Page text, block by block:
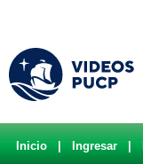
Inicio Ingresar